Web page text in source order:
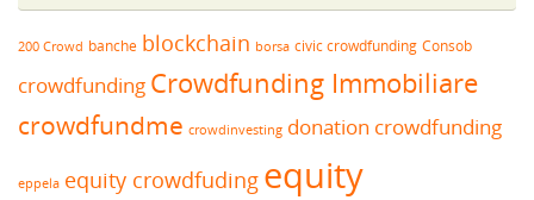
200 Crowd banche blockchain borsa civic crowdfunding Consob
crowdfunding Crowdfunding Immobiliare
crowdfundme crowdinvesting donation crowdfunding
eppela equity crowdfuding equity